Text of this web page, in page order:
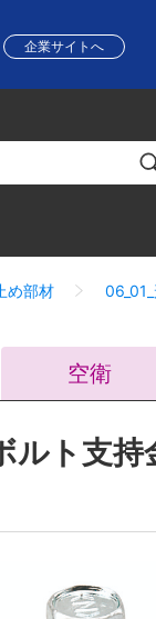
企業サイトへ
め部材
空衛
ルト支持